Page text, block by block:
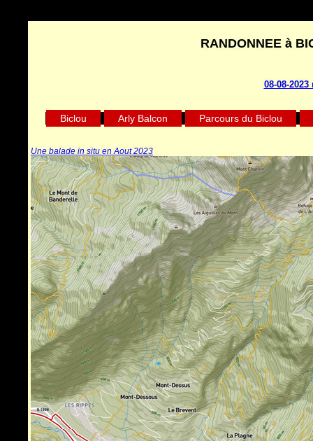
Biclou Arly Balcon Parcours du Biclou
RANDONNEE à
08-08-
Une balade in situ en Aout 2023